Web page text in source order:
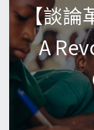
【談論
A
【談論
A